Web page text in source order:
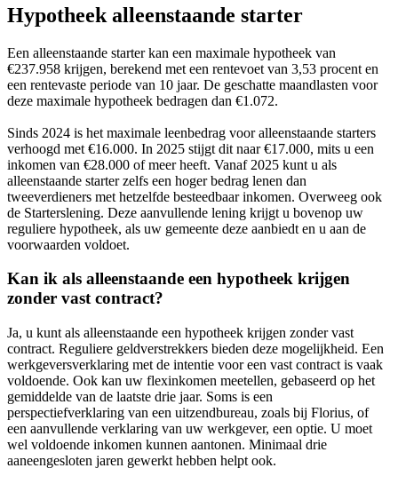
Hypotheek alleenstaande starter
Een alleenstaande starter kan een maximale hypotheek van
€237.958 krijgen, berekend met een rentevoet van 3,53 procent en
een rentevaste periode van 10 jaar. De geschatte maandlasten voor
deze maximale hypotheek bedragen dan €1.072.
Sinds 2024 is het maximale leenbedrag voor alleenstaande starters
verhoogd met €16.000. In 2025 stijgt dit naar €17.000, mits u een
inkomen van €28.000 of meer heeft. Vanaf 2025 kunt u als
alleenstaande starter zelfs een hoger bedrag lenen dan
tweeverdieners met hetzelfde besteedbaar inkomen. Overweeg ook
de Starterslening. Deze aanvullende lening krijgt u bovenop uw
reguliere hypotheek, als uw gemeente deze aanbiedt en u aan de
voorwaarden voldoet.
Kan ik als alleenstaande een hypotheek krijgen
zonder vast contract?
Ja, u kunt als alleenstaande een hypotheek krijgen zonder vast
contract. Reguliere geldverstrekkers bieden deze mogelijkheid. Een
werkgeversverklaring met de intentie voor een vast contract is vaak
voldoende. Ook kan uw flexinkomen meetellen, gebaseerd op het
gemiddelde van de laatste drie jaar. Soms is een
perspectiefverklaring van een uitzendbureau, zoals bij Florius, of
een aanvullende verklaring van uw werkgever, een optie. U moet
wel voldoende inkomen kunnen aantonen. Minimaal drie
aaneengesloten jaren gewerkt hebben helpt ook.